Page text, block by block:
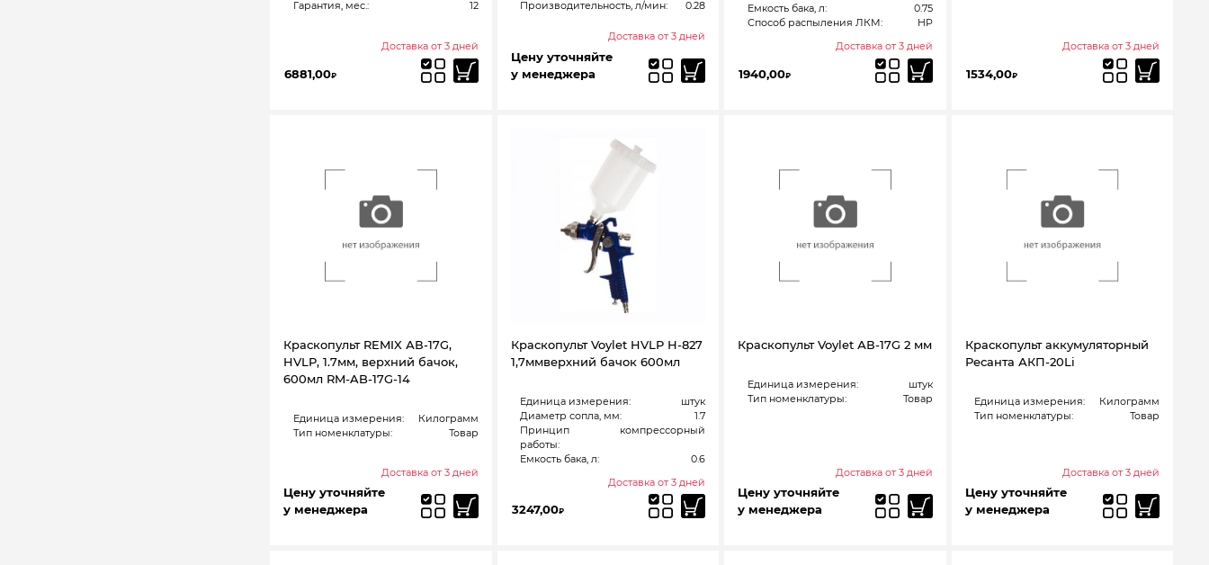
Гарантия, мес.:
12
Доставка от 3 дней
6881,00₽
Производительность, л/мин:
0.28
Доставка от 3 дней
Цену уточняйте
у менеджера
Емкость бака, л:
0.75
Способ распыления ЛКМ:
HP
Доставка от 3 дней
1940,00₽
Доставка от 3 дней
1534,00₽
Краскопульт REMIX АВ-17G,
HVLP, 1.7мм, верхний бачок,
600мл RM-AB-17G-14
Единица измерения:
Килограмм
Тип номенклатуры:
Товар
Доставка от 3 дней
Цену уточняйте
у менеджера
Краскопульт Voylet HVLP Н-827
1,7ммверхний бачок 600мл
Единица измерения:
штук
Диаметр сопла, мм:
1.7
Принцип
работы:
компрессорный
Емкость бака, л:
0.6
Доставка от 3 дней
3247,00₽
Краскопульт Voylet АВ-17G 2 мм
Единица измерения:
штук
Тип номенклатуры:
Товар
Доставка от 3 дней
Цену уточняйте
у менеджера
Краскопульт аккумуляторный
Ресанта АКП-20Li
Единица измерения:
Килограмм
Тип номенклатуры:
Товар
Доставка от 3 дней
Цену уточняйте
у менеджера